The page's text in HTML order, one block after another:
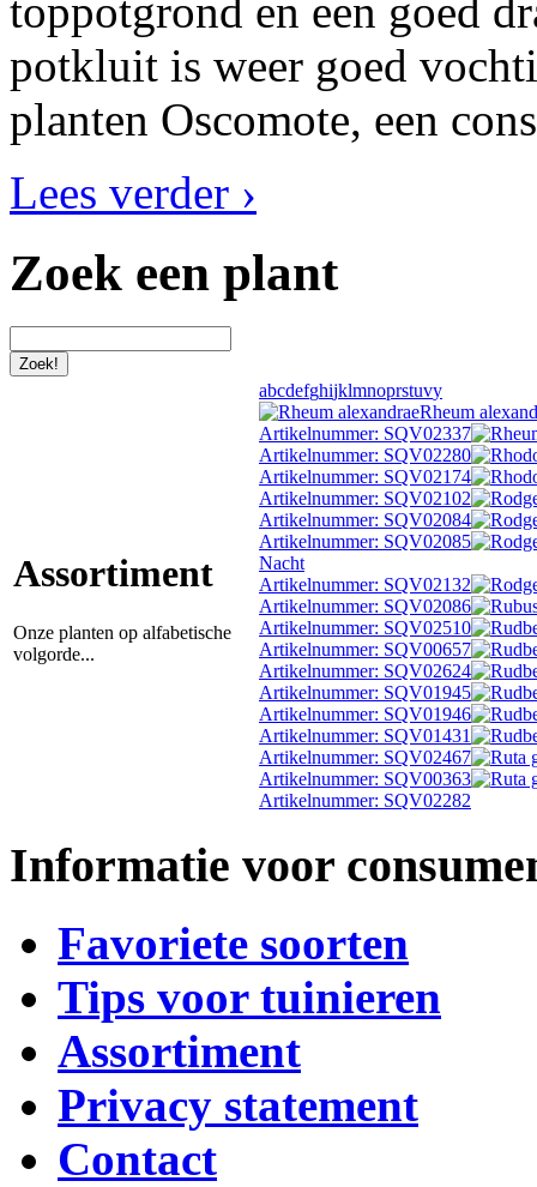
toppotgrond en een goed
potkluit is weer goed
planten Oscomote, een
Lees verder ›
Zoek een plant
Assortiment
Onze planten op alfabetische
volgorde...
abcdefghijklmnoprstuvy
Rheum
Artikelnummer: SQV02337
Artikelnummer: SQV02280
Artikelnummer: SQV02174
Artikelnummer: SQV02102
Artikelnummer: SQV02084
Artikelnummer: SQV02085
Nacht
Artikelnummer: SQV02132
Artikelnummer: SQV02086
Artikelnummer: SQV02510
Artikelnummer: SQV00657
Artikelnummer: SQV02624
Artikelnummer: SQV01945
Artikelnummer: SQV01946
Artikelnummer: SQV01431
Artikelnummer: SQV02467
Artikelnummer: SQV00363
Artikelnummer: SQV02282
Informatie voor
Favoriete soorten
Tips voor tuinieren
Assortiment
Privacy statement
Contact